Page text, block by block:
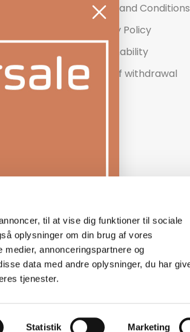
til at vise dig funktioner til sociale
oplysninger om din brug af vores
annonceringspartnere og
data med andre oplysninger, du har
tjenester.
Statistik Marketing
Terms and Conditions
Privacy Policy
Sustainability
Right of withdrawal
Powered by Shopify